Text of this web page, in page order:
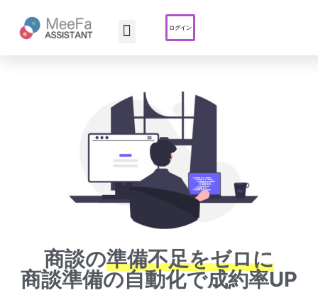
ログイン
商談の準備不足をゼロに
商談準備の自動化で成約率UP